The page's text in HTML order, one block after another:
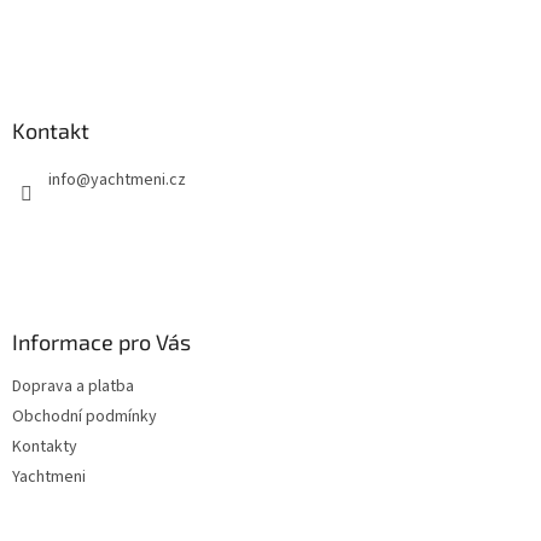
Kontakt
info@yachtmeni.cz
Informace pro Vás
Doprava a platba
Obchodní podmínky
Kontakty
Yachtmeni